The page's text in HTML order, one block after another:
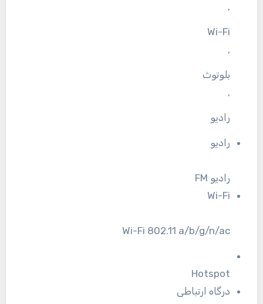
,
Wi-Fi
,
بلوتوث
,
رادیو
رادیو
رادیو FM
Wi-Fi
Wi-Fi 802.11 a/b/g/n/ac
Hotspot
درگاه ارتباطی